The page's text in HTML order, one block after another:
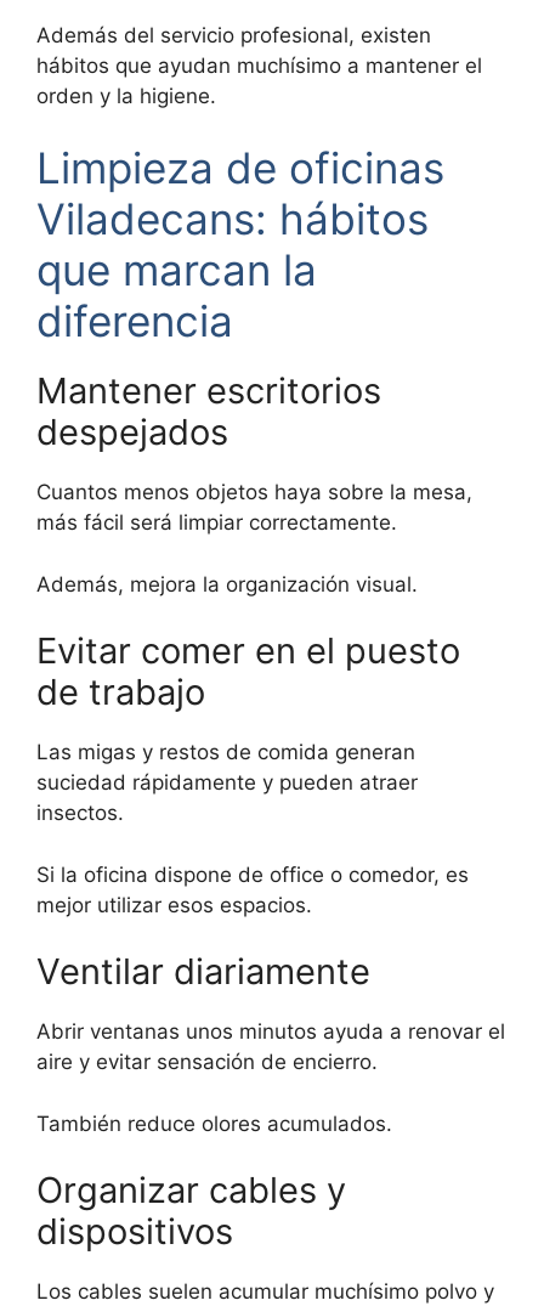
Además del servicio profesional, existen
hábitos que ayudan muchísimo a mantener el
orden y la higiene.
Limpieza de oficinas
Viladecans: hábitos
que marcan la
diferencia
Mantener escritorios
despejados
Cuantos menos objetos haya sobre la mesa,
más fácil será limpiar correctamente.
Además, mejora la organización visual.
Evitar comer en el puesto
de trabajo
Las migas y restos de comida generan
suciedad rápidamente y pueden atraer
insectos.
Si la oficina dispone de office o comedor, es
mejor utilizar esos espacios.
Ventilar diariamente
Abrir ventanas unos minutos ayuda a renovar el
aire y evitar sensación de encierro.
También reduce olores acumulados.
Organizar cables y
dispositivos
Los cables suelen acumular muchísimo polvo y